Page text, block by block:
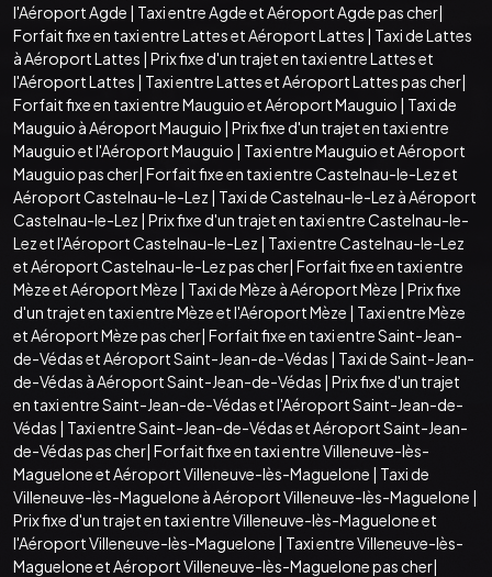
l'Aéroport Agde | Taxi entre Agde et Aéroport Agde pas cher|
Forfait fixe en taxi entre Lattes et Aéroport Lattes | Taxi de Lattes
à Aéroport Lattes | Prix fixe d'un trajet en taxi entre Lattes et
l'Aéroport Lattes | Taxi entre Lattes et Aéroport Lattes pas cher|
Forfait fixe en taxi entre Mauguio et Aéroport Mauguio | Taxi de
Mauguio à Aéroport Mauguio | Prix fixe d'un trajet en taxi entre
Mauguio et l'Aéroport Mauguio | Taxi entre Mauguio et Aéroport
Mauguio pas cher| Forfait fixe en taxi entre Castelnau-le-Lez et
Aéroport Castelnau-le-Lez | Taxi de Castelnau-le-Lez à Aéroport
Castelnau-le-Lez | Prix fixe d'un trajet en taxi entre Castelnau-le-
Lez et l'Aéroport Castelnau-le-Lez | Taxi entre Castelnau-le-Lez
et Aéroport Castelnau-le-Lez pas cher| Forfait fixe en taxi entre
Mèze et Aéroport Mèze | Taxi de Mèze à Aéroport Mèze | Prix fixe
d'un trajet en taxi entre Mèze et l'Aéroport Mèze | Taxi entre Mèze
et Aéroport Mèze pas cher| Forfait fixe en taxi entre Saint-Jean-
de-Védas et Aéroport Saint-Jean-de-Védas | Taxi de Saint-Jean-
de-Védas à Aéroport Saint-Jean-de-Védas | Prix fixe d'un trajet
en taxi entre Saint-Jean-de-Védas et l'Aéroport Saint-Jean-de-
Védas | Taxi entre Saint-Jean-de-Védas et Aéroport Saint-Jean-
de-Védas pas cher| Forfait fixe en taxi entre Villeneuve-lès-
Maguelone et Aéroport Villeneuve-lès-Maguelone | Taxi de
Villeneuve-lès-Maguelone à Aéroport Villeneuve-lès-Maguelone |
Prix fixe d'un trajet en taxi entre Villeneuve-lès-Maguelone et
l'Aéroport Villeneuve-lès-Maguelone | Taxi entre Villeneuve-lès-
Maguelone et Aéroport Villeneuve-lès-Maguelone pas cher|